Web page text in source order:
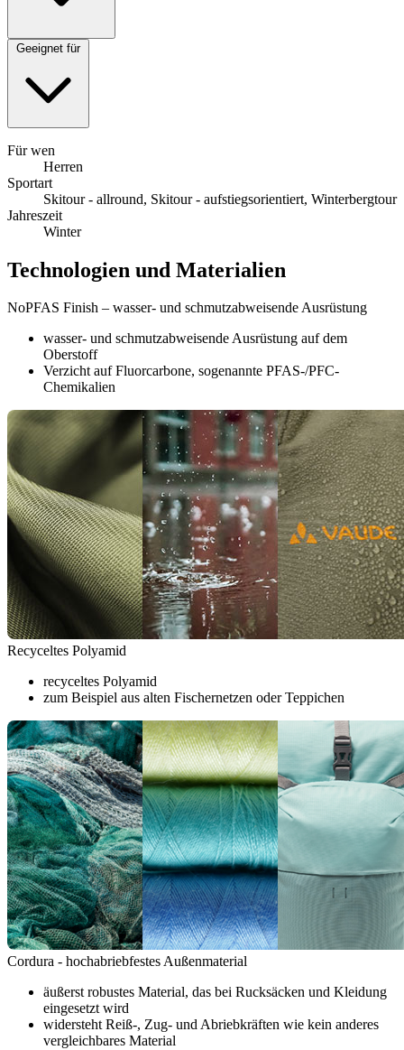
Geeignet für
Für wen
Herren
Sportart
Skitour - allround, Skitour - aufstiegsorientiert, Winterbergtour
Jahreszeit
Winter
Technologien und Materialien
NoPFAS Finish – wasser- und schmutzabweisende Ausrüstung
wasser- und schmutzabweisende Ausrüstung auf dem
Oberstoff
Verzicht auf Fluorcarbone, sogenannte PFAS-/PFC-
Chemikalien
Recyceltes Polyamid
recyceltes Polyamid
zum Beispiel aus alten Fischernetzen oder Teppichen
Cordura - hochabriebfestes Außenmaterial
äußerst robustes Material, das bei Rucksäcken und Kleidung
eingesetzt wird
widersteht Reiß-, Zug- und Abriebkräften wie kein anderes
vergleichbares Material